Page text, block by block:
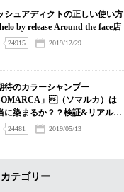
シュアディクトの正しい使い方
by release Around the face店
24915 2019/12/29
待のカラーシャンプー
」（ソマルカ）は
に染まるか？？検証&リアルゲ
データプレビューレポート
24481 2019/05/13
カテゴリー